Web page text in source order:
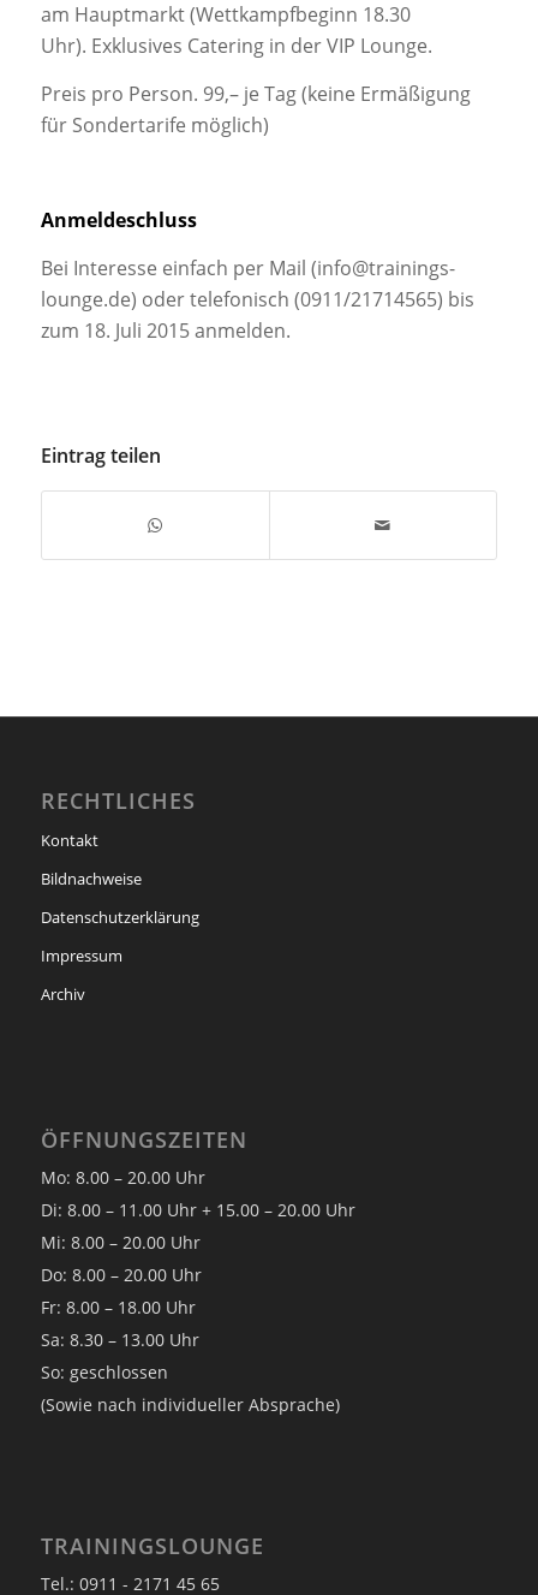
am Hauptmarkt (Wettkampfbeginn 18.30
Uhr). Exklusives Catering in der VIP Lounge.
Preis pro Person. 99,– je Tag (keine Ermäßigung
für Sondertarife möglich)
Anmeldeschluss
Bei Interesse einfach per Mail (info@trainings-
lounge.de) oder telefonisch (0911/21714565) bis
zum 18. Juli 2015 anmelden.
Eintrag teilen
RECHTLICHES
Kontakt
Bildnachweise
Datenschutzerklärung
Impressum
Archiv
ÖFFNUNGSZEITEN
Mo: 8.00 – 20.00 Uhr
Di: 8.00 – 11.00 Uhr + 15.00 – 20.00 Uhr
Mi: 8.00 – 20.00 Uhr
Do: 8.00 – 20.00 Uhr
Fr: 8.00 – 18.00 Uhr
Sa: 8.30 – 13.00 Uhr
So: geschlossen
(Sowie nach individueller Absprache)
TRAININGSLOUNGE
Tel.: 0911 - 2171 45 65